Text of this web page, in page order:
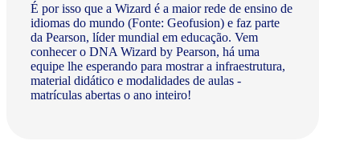
É por isso que a Wizard é a maior rede de ensino de
idiomas do mundo (Fonte: Geofusion) e faz parte
da Pearson, líder mundial em educação. Vem
conhecer o DNA Wizard by Pearson, há uma
equipe lhe esperando para mostrar a infraestrutura,
material didático e modalidades de aulas -
matrículas abertas o ano inteiro!